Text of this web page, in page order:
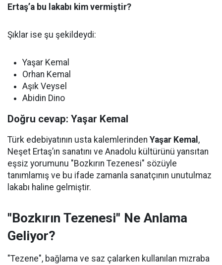
Ertaş’a bu lakabı kim vermiştir?
Şıklar ise şu şekildeydi:
Yaşar Kemal
Orhan Kemal
Aşık Veysel
Abidin Dino
Doğru cevap: Yaşar Kemal
Türk edebiyatının usta kalemlerinden Yaşar Kemal ,
Neşet Ertaş’ın sanatını ve Anadolu kültürünü yansıtan
eşsiz yorumunu "Bozkırın Tezenesi" sözüyle
tanımlamış ve bu ifade zamanla sanatçının unutulmaz
lakabı haline gelmiştir.
"Bozkırın Tezenesi" Ne Anlama
Geliyor?
"Tezene", bağlama ve saz çalarken kullanılan mızraba